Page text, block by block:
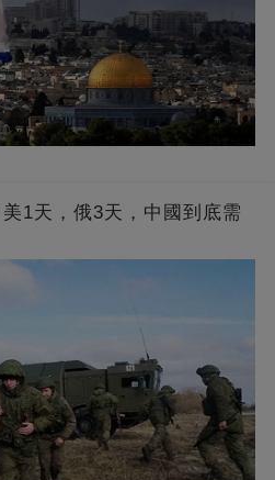
1天，俄3天，中國到底需